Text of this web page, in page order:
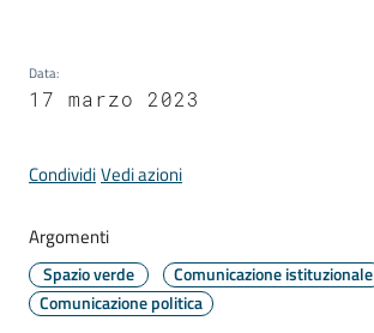
l
r
t
e
m
Data:
17 marzo 2023
CondividiVedi azioni
Argomenti
Spazio verde
Comunicazione istituzionale
Comunicazione politica